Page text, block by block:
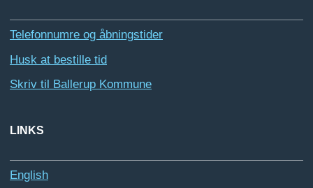
Telefonnumre og åbningstider
Husk at bestille tid
Skriv til Ballerup Kommune
LINKS
English